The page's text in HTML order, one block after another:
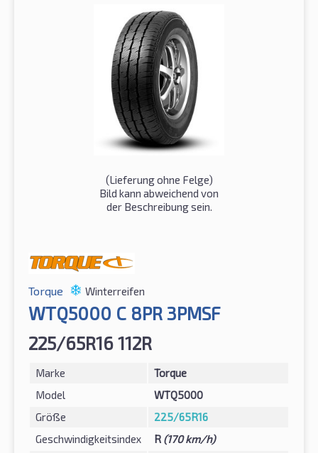
(Lieferung ohne Felge)
Bild kann abweichend von
der Beschreibung sein.
Torque Winterreifen
WTQ5000 C 8PR 3PMSF
225/65R16 112R
Marke
Torque
Model
WTQ5000
Größe
225/65R16
Geschwindigkeitsindex
R (170 km/h)